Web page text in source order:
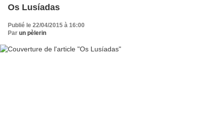
Os Lusíadas
Publié le 22/04/2015 à 16:00
Par un pèlerin